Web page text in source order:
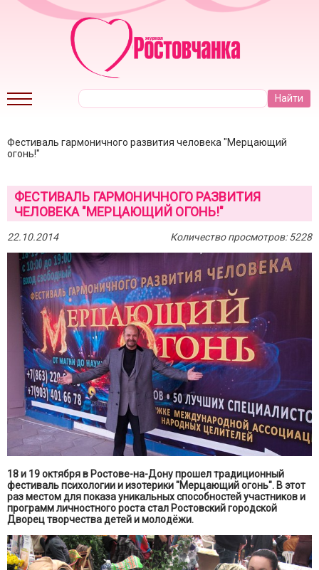
Фестиваль гармоничного развития человека "Мерцающий
огонь!"
ФЕСТИВАЛЬ ГАРМОНИЧНОГО РАЗВИТИЯ
ЧЕЛОВЕКА "МЕРЦАЮЩИЙ ОГОНЬ!"
22.10.2014 Количество просмотров: 5228
18 и 19 октября в Ростове-на-Дону прошел традиционный
фестиваль психологии и изотерики "Мерцающий огонь". В этот
раз местом для показа уникальных способностей участников и
программ личностного роста стал Ростовский городской
Дворец творчества детей и молодёжи.